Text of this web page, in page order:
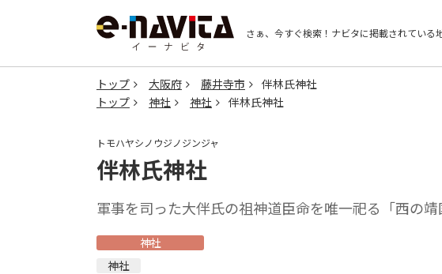
さぁ、今すぐ検索！ ナビタに掲載されている
トップ 大阪府 藤井寺市
伴林氏神社
トップ
神社 神社 伴林氏神社
トモハヤシノウジノジンジャ
伴林氏神社
軍事を司った大伴氏の祖神道臣命を唯一祀る「西の靖
神社
神社